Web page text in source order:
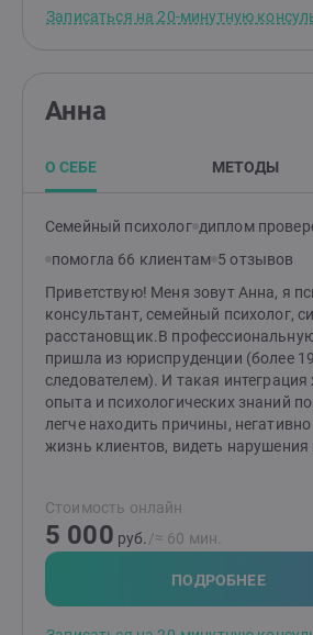
Записаться на 20-минутную
Анна
О СЕБЕ МЕТОДЫ
Семейный психолог диплом
помогла 66 клиентам 5 отзывов
Приветствую! Меня зовут Анна, я
консультант, семейный психолог,
расстановщик.В
пришла из юриспруденции (более
следователем). И такая
опыта и психологических знаний
легче находить причины,
жизнь клиентов, видеть нарушения
консультации в безопасной и
атмосфере, где можно свободно и
свои чувства и мысли, получить
эмоций и страхов без оценок,
чувства, которые не хватает сил
Стоимость онлайн
5 000 руб. /≈ 60 мин.
ПОДРОБНЕЕ